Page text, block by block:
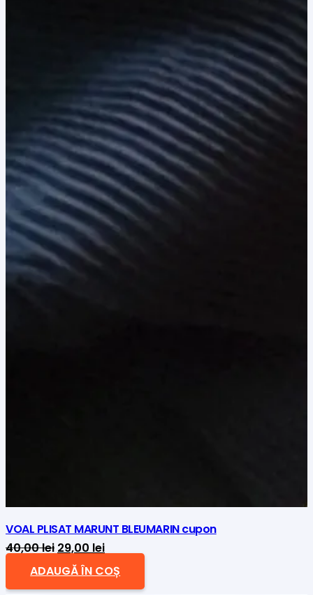
VOAL PLISAT MARUNT BLEUMARIN cupon
40,00lei Prețul
inițial
a
29,00 leiPrețul
curent
este:
ADAUGĂ ÎN COȘ